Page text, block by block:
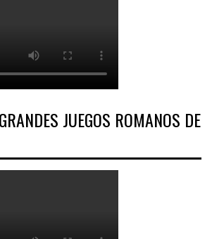
JUEGOS ROMANOS DE